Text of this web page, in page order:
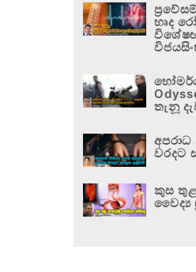
හෘද
තැනූ
වරදට
කුස
වෛද්‍ය